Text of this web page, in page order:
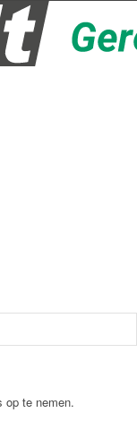
op te nemen.